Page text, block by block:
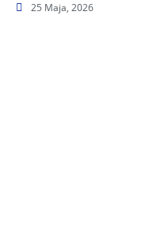
25 Maja, 2026